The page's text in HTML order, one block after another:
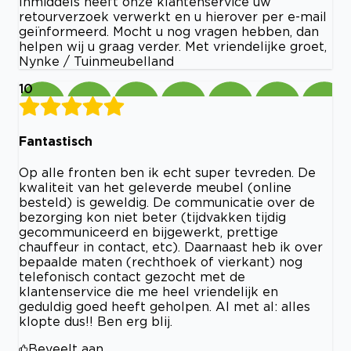
retourverzoek verwerkt en u hierover per e-mail
geïnformeerd. Mocht u nog vragen hebben, dan
helpen wij u graag verder. Met vriendelijke groet,
Nynke / Tuinmeubelland
10
Fantastisch
Op alle fronten ben ik echt super tevreden. De
kwaliteit van het geleverde meubel (online
besteld) is geweldig. De communicatie over de
bezorging kon niet beter (tijdvakken tijdig
gecommuniceerd en bijgewerkt, prettige
chauffeur in contact, etc). Daarnaast heb ik over
bepaalde maten (rechthoek of vierkant) nog
telefonisch contact gezocht met de
klantenservice die me heel vriendelijk en
geduldig goed heeft geholpen. Al met al: alles
klopte dus!! Ben erg blij.